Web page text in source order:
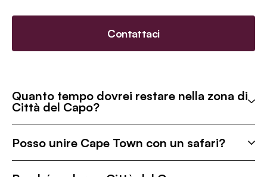
Contattaci
Quanto tempo dovrei restare nella zona di
Città del Capo?
Posso unire Cape Town con un safari?